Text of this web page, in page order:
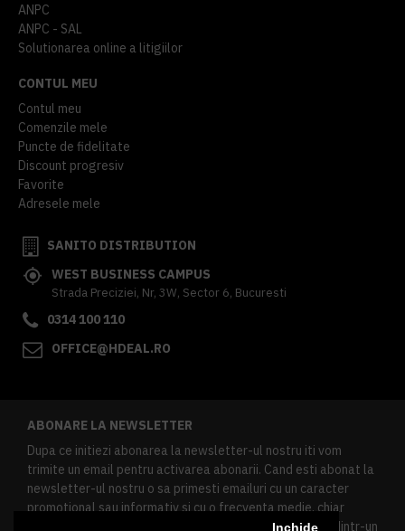
Inchide
ANPC
ANPC - SAL
Solutionarea online a litigiilor
CONTUL MEU
Contul meu
Comenzile mele
Puncte de fidelitate
Discount progresiv
Favorite
Adresele mele
SANITO DISTRIBUTION
WEST BUSINESS CAMPUS
Strada Preciziei, Nr, 3W, Sector 6, Bucuresti
0314 100 110
OFFICE@HDEAL.RO
ABONARE LA NEWSLETTER
Dupa ce initiezi abonarea la newsletter-ul nostru iti vom
trimite un email pentru activarea abonarii. Cand esti abonat la
newsletter-ul nostru o sa primesti emailuri cu un caracter
promotional sau informativ si cu o frecventa medie, chiar
redusa. Daca doresti sa te dezabonezi poti urma linkul dintr-un